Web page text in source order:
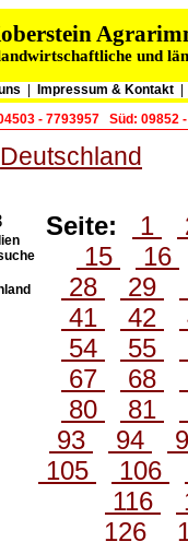
und
Impressum & Kontakt
- 7793957 Süd: 09852
Deutschland
Seite: 1
15
16
28
29
41
42
54
55
67
68
80
81
93
94
105
106
116
126